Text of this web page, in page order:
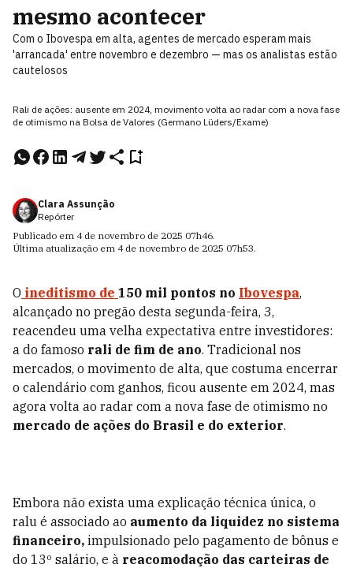
mesmo acontecer
Com o Ibovespa em alta, agentes de mercado esperam mais
'arrancada' entre novembro e dezembro — mas os analistas estão
cautelosos
Rali de ações: ausente em 2024, movimento volta ao radar com a nova fase
de otimismo na Bolsa de Valores (Germano Lüders/Exame)
Clara Assunção
Repórter
Publicado em 4 de novembro de 2025 07h46.
Última atualização em 4 de novembro de 2025 07h53.
O ineditismo de 150 mil pontos no Ibovespa,
alcançado no pregão desta segunda-feira, 3,
reacendeu uma velha expectativa entre investidores:
a do famoso rali de fim de ano. Tradicional nos
mercados, o movimento de alta, que costuma encerrar
o calendário com ganhos, ficou ausente em 2024, mas
agora volta ao radar com a nova fase de otimismo no
mercado de ações do Brasil e do exterior.
Embora não exista uma explicação técnica única, o
ralu é associado ao aumento da liquidez no sistema
financeiro, impulsionado pelo pagamento de bônus e
do 13º salário, e à reacomodação das carteiras de